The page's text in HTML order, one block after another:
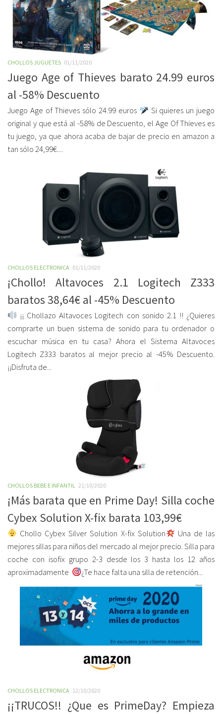
CHOLLOS JUGUETES 01/11/2020
Juego Age of Thieves barato 24.99 euros
al -58% Descuento
Juego Age of Thieves sólo 24.99 euros
Si quieres un juego
original y que está al -58% de Descuento, el Age Of Thieves es
tu juego, ya que ahora acaba de bajar de precio en amazon a
tan sólo 24,99€....
CHOLLOS ELECTRONICA 01/11/2020
¡Chollo! Altavoces 2.1 Logitech Z333
baratos 38,64€ al -45% Descuento
¡¡ Chollazo Altavoces Logitech con sonido 2.1 !! ¿Quieres
comprarte un buen sistema de sonido para tu ordenador o
escuchar música en tu casa? Ahora el Sistema Altavoces
Logitech Z333 baratos al mejor precio al -45% Descuento.
¡¡Disfruta de...
CHOLLOS BEBE E INFANTIL 21/10/2020
¡Más barata que en Prime Day! Silla coche
Cybex Solution X-fix barata 103,99€
Chollo Cybex Silver Solution X-fix Solution
Una de las
mejores sillas para niños del mercado al mejor precio. Silla para
coche con isofix grupo 2-3 desde los 3 hasta los 12 años
aproximadamente
¿Te hace falta una silla de retención...
CHOLLOS ELECTRONICA 12/10/2020
¡¡TRUCOS!! ¿Que es PrimeDay? Empieza